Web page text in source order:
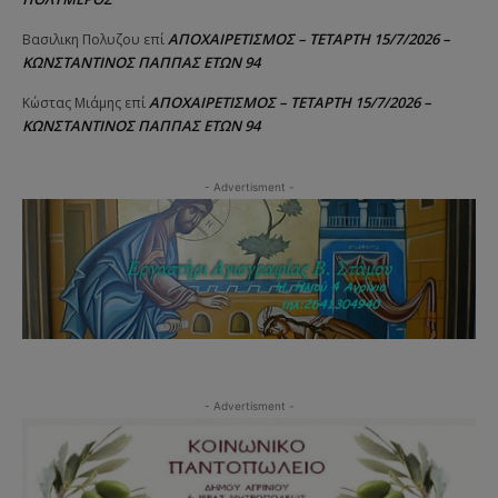
Βασιλικη Πολυζου επίΑΠΟΧΑΙΡΕΤΙΣΜΟΣ – ΤΕΤΑΡΤΗ 15/7/2026 –
ΚΩΝΣΤΑΝΤΙΝΟΣ ΠΑΠΠΑΣ ΕΤΩΝ 94
Κώστας Μιάμης επίΑΠΟΧΑΙΡΕΤΙΣΜΟΣ – ΤΕΤΑΡΤΗ 15/7/2026 –
ΚΩΝΣΤΑΝΤΙΝΟΣ ΠΑΠΠΑΣ ΕΤΩΝ 94
- Advertisment -
- Advertisment -